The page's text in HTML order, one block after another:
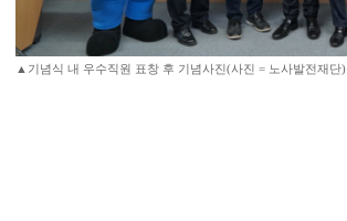
▲기념식 내 우수직원 표창 후 기념사진(사진 = 노사발전재단)